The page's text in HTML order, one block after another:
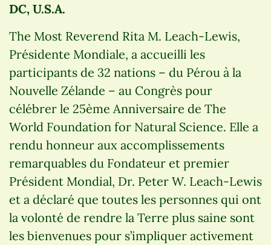
DC, U.S.A.
The Most Reverend Rita M. Leach-Lewis,
Présidente Mondiale, a accueilli les
participants de 32 nations – du Pérou à la
Nouvelle Zélande – au Congrès pour
célébrer le 25ème Anniversaire de The
World Foundation for Natural Science. Elle a
rendu honneur aux accomplissements
remarquables du Fondateur et premier
Président Mondial, Dr. Peter W. Leach-Lewis
et a déclaré que toutes les personnes qui ont
la volonté de rendre la Terre plus saine sont
les bienvenues pour s’impliquer activement